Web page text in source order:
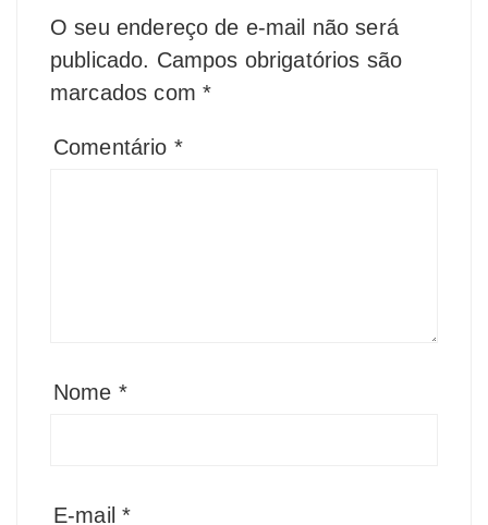
O seu endereço de e-mail não será
publicado. Campos obrigatórios são
marcados com *
Comentário *
Nome *
E-mail*